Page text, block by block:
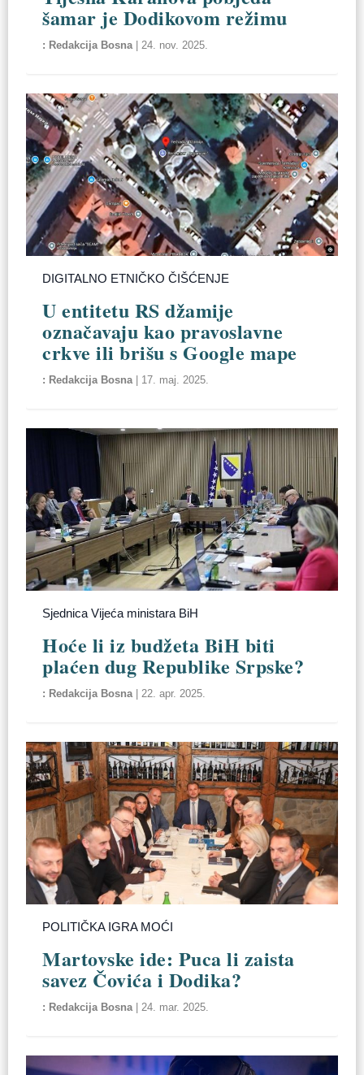
šamar je Dodikovom režimu
Redakcija Bosna|24. nov. 2025.
DIGITALNO ETNIČKO ČIŠĆENJE
U entitetu RS džamije
označavaju kao pravoslavne
crkve ili brišu s Google mape
Redakcija Bosna| 17. maj. 2025.
Sjednica Vijeća ministara BiH
Hoće li iz budžeta BiH biti
plaćen dug Republike Srpske?
Redakcija Bosna|22. apr. 2025.
POLITIČKA IGRA MOĆI
Martovske ide: Puca li zaista
savez Čovića i Dodika?
Redakcija Bosna|24. mar. 2025.